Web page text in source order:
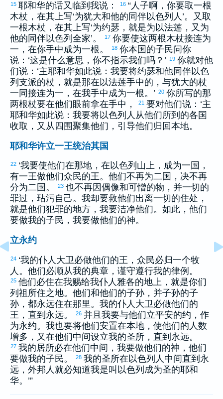
15 耶和华的话又临到我说： 16 “人子啊，你要取一根
木杖，在其上写‘为犹大和他的同伴以色列 人’。又取
一根木杖，在其上写‘为约瑟 ，就是为以法莲 ，又为
他的同伴以色列 全家’。 17 你要使这两根木杖接连为
一，在你手中成为一根。
18 你本国的子民问你
说：‘这是什么意思，你不指示我们吗？’
19 你就对他
们说：‘主耶和华如此说：我要将约瑟和他同伴以色
列 支派的杖，就是那在以法莲手中的，与犹大的杖
一同接连为一，在我手中成为一根。’ 20 你所写的那
两根杖要在他们眼前拿在手中，
21 要对他们说：‘主
耶和华如此说：我要将以色列 人从他们所到的各国
收取，又从四围聚集他们，引导他们归回本地。
耶和华许立一王统治其国
22 ‘我要使他们在那地，在以色列 山上，成为一国，
有一王做他们众民的王。他们不再为二国，决不再
分为二国。
23 也不再因偶像和可憎的物，并一切的
罪过，玷污自己。我却要救他们出离一切的住处，
就是他们犯罪的地方，我要洁净他们。如此，他们
要做我的子民，我要做他们的神。
立永约
24 ‘我的仆人 大卫 必做他们的王，众民必归一个牧
人。他们必顺从我的典章，谨守遵行我的律例。
25 他们必住在我赐给我仆人 雅各的地上，就是你们
列祖所住之地。他们和他们的子孙，并子孙的子
孙，都永远住在那里。我的仆人 大卫 必做他们的
王，直到永远。
26 并且我要与他们立平安的约，作
为永约。我也要将他们安置在本地，使他们的人数
增多，又在他们中间设立我的圣所，直到永远。
27 我的居所必在他们中间，我要做他们的神，他们
要做我的子民。
28 我的圣所在 以色列 人中间直到永
远，外邦人就必知道我是叫 以色列 成为圣的耶和
华。’”